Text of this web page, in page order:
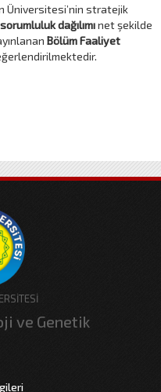
Üniversitesi’nin stratejik
dağılımınet şekilde
Bölüm Faaliyet
ve Genetik